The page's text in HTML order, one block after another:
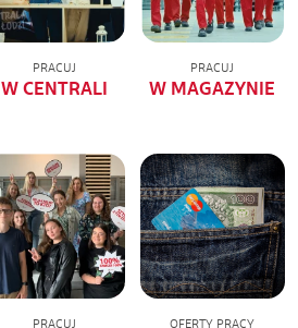
PRACUJ
W CENTRALI
PRACUJ
W MAGAZYNIE
PRACUJ OFERTY PRACY